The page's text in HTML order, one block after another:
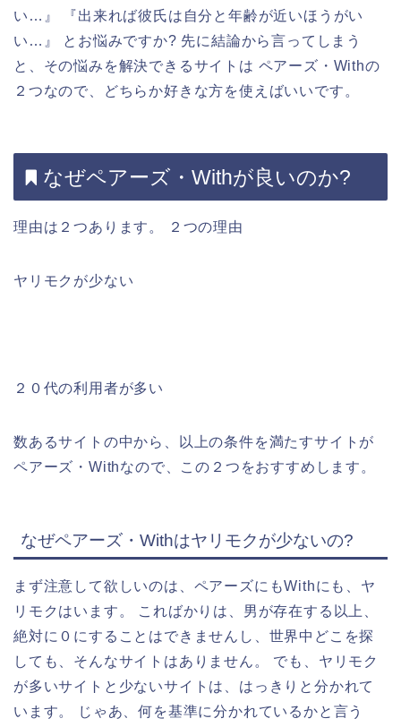
い…』 『出来れば彼氏は自分と年齢が近いほうがい
い…』 とお悩みですか? 先に結論から言ってしまう
と、その悩みを解決できるサイトは ペアーズ・Withの
２つなので、どちらか好きな方を使えばいいです。
なぜペアーズ・Withが良いのか?
理由は２つあります。 ２つの理由
ヤリモクが少ない
２０代の利用者が多い
数あるサイトの中から、以上の条件を満たすサイトが
ペアーズ・Withなので、この２つをおすすめします。
なぜペアーズ・Withはヤリモクが少ないの?
まず注意して欲しいのは、ペアーズにもWithにも、ヤ
リモクはいます。 こればかりは、男が存在する以上、
絶対に０にすることはできませんし、世界中どこを探
しても、そんなサイトはありません。 でも、ヤリモク
が多いサイトと少ないサイトは、はっきりと分かれて
います。 じゃあ、何を基準に分かれているかと言う